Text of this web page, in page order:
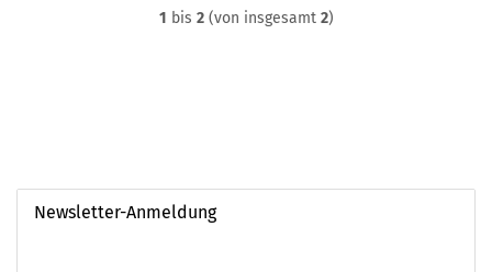
1 bis 2(von insgesamt 2)
Newsletter-Anmeldung